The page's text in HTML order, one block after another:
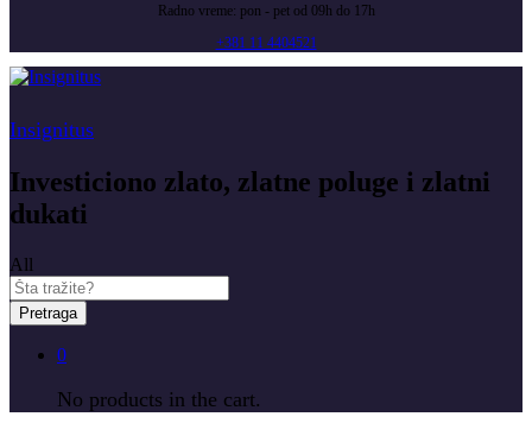
Radno vreme: pon - pet od 09h do 17h
+381 11 4404521
Insignitus
Investiciono zlato, zlatne poluge i zlatni
dukati
All
Pretraga
0
No products in the cart.